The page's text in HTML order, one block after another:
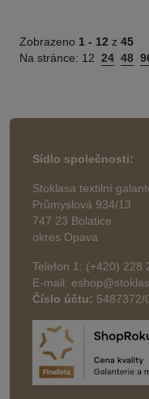
Zobrazeno 1 - 12 z 45
Na stránce: 12 24 48
Sídlo společnosti:
Stoklasa textilní
Průmyslová 934/13
747 23 Bolatice
okres Opava
Telefon 1: (+420) 228
E-mail:
Číslo účtu: 5487372/